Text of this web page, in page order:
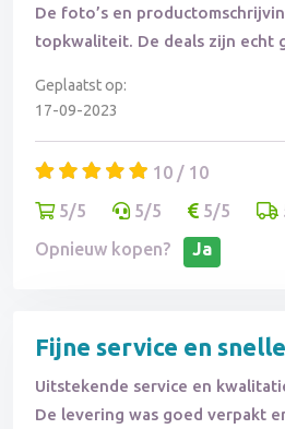
De foto’s en
topkwaliteit. De deals zijn echt
Geplaatst op:
17-09-2023
10 / 10
5/5
5/5 5/5
Opnieuw kopen?
Ja
Fijne service en
Uitstekende service en
De levering was goed verpakt